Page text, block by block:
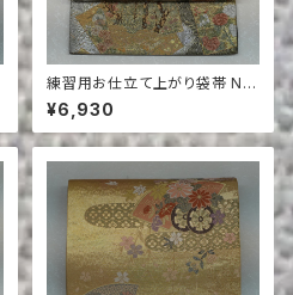
練習用お仕立て上がり袋帯 NO.
152
¥6,930